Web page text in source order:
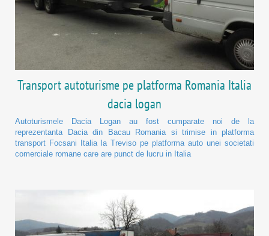
Transport autoturisme pe platforma Romania Italia
dacia logan
Autoturismele Dacia Logan au fost cumparate noi de la
reprezentanta Dacia din Bacau Romania si trimise in platforma
transport Focsani Italia la Treviso pe platforma auto unei societati
comerciale romane care are punct de lucru in Italia